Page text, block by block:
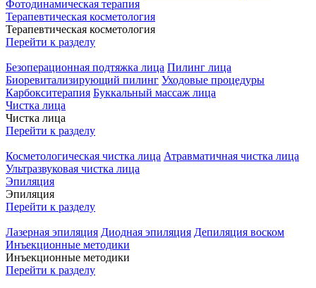
Фотодинамическая терапия
Терапевтическая косметология
Терапевтическая косметология
Перейти к разделу
Безоперационная подтяжка лица Пилинг лица
Биоревитализирующий пилинг Уходовые процедуры
Карбокситерапия Буккальный массаж лица
Чистка лица
Чистка лица
Перейти к разделу
Косметологическая чистка лица Атравматичная чистка лица
Ультразвуковая чистка лица
Эпиляция
Эпиляция
Перейти к разделу
Лазерная эпиляция Диодная эпиляция Депиляция воском
Инъекционные методики
Инъекционные методики
Перейти к разделу